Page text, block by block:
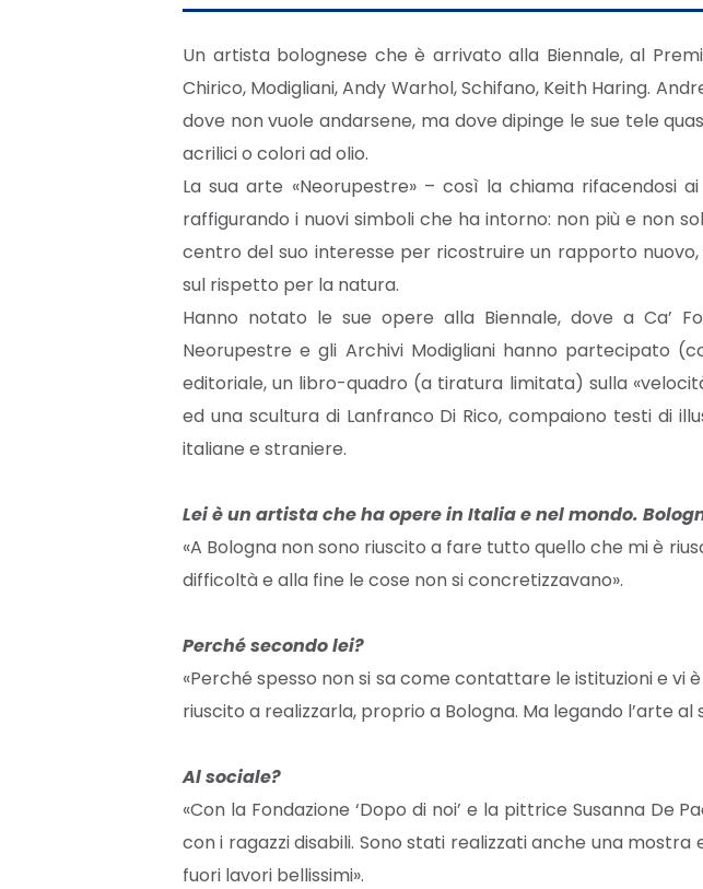
Un artista bolognese che è arrivato alla Biennale, al
Chirico, Modigliani, Andy Warhol, Schifano, Keith Haring.
dove non vuole andarsene, ma dove dipinge le sue tele
acrilici o colori ad olio.
La sua arte «Neorupestre» – così la chiama rifacendosi
raffigurando i nuovi simboli che ha intorno: non più e non
centro del suo interesse per ricostruire un rapporto
sul rispetto per la natura.
Hanno notato le sue opere alla Biennale, dove a Ca’
Neorupestre e gli Archivi Modigliani hanno partecipato
editoriale, un libro-quadro (a tiratura limitata) sulla
ed una scultura di Lanfranco Di Rico, compaiono testi di
italiane e straniere.
Lei è un artista che ha opere in Italia e nel mondo.
«A Bologna non sono riuscito a fare tutto quello che mi è
difficoltà e alla fine le cose non si concretizzavano».
Perché secondo lei?
«Perché spesso non si sa come contattare le istituzioni e vi
riuscito a realizzarla, proprio a Bologna. Ma legando l’arte al
Al sociale?
«Con la Fondazione ‘Dopo di noi’ e la pittrice Susanna
con i ragazzi disabili. Sono stati realizzati anche una
fuori lavori bellissimi».